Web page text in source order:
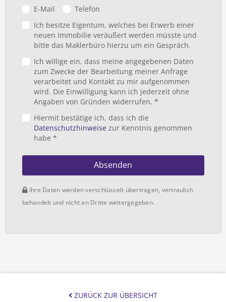
E-Mail
Telefon
Ich besitze Eigentum, welches bei Erwerb einer
neuen Immobilie veräußert werden müsste und
bitte das Maklerbüro hierzu um ein Gespräch.
Ich willige ein, dass meine angegebenen Daten
zum Zwecke der Bearbeitung meiner Anfrage
verarbeitet und Kontakt zu mir aufgenommen
wird. Die Einwilligung kann ich jederzeit ohne
Angaben von Gründen widerrufen. *
Hiermit bestätige ich, dass ich die
Datenschutzhinweisezur Kenntnis genommen
habe *
Absenden
Ihre Daten werden verschlüsselt übertragen, vertraulich
behandelt und nicht an Dritte weitergegeben.
ZURÜCK ZUR ÜBERSICHT